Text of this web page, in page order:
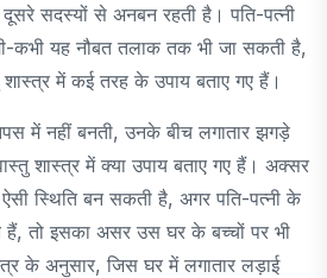
सदस्यों से अनबन रहती है। पति-पत्नी
कभी यह नौबत तलाक तक भी जा सकती है,
में कई तरह के उपाय बताए गए हैं।
में नहीं बनती, उनके बीच लगातार झगड़े
शास्त्र में क्या उपाय बताए गए हैं। अक्सर
स्थिति बन सकती है, अगर पति-पत्नी के
हैं, तो इसका असर उस घर के बच्चों पर भी
के अनुसार, जिस घर में लगातार लड़ाई